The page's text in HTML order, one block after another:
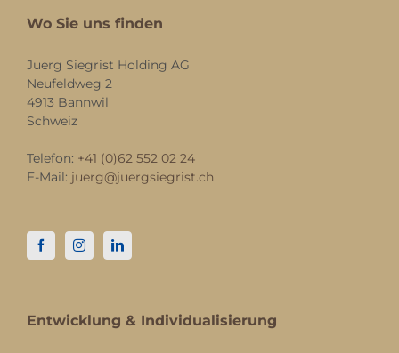
Wo Sie uns finden
Juerg Siegrist Holding AG
Neufeldweg 2
4913 Bannwil
Schweiz
Telefon: +41 (0)62 552 02 24
E-Mail: juerg@juergsiegrist.ch
Entwicklung & Individualisierung